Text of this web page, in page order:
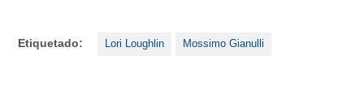
Etiquetado: Lori Loughlin Mossimo Gianulli